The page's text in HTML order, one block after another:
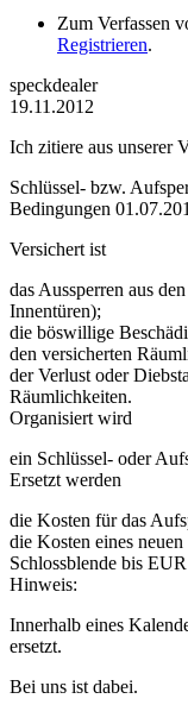
Zum Verfassen
Registrieren.
speckdealer
19.11.2012
Ich zitiere aus unserer
Schlüssel- bzw.
Bedingungen
Versichert ist
das Aussperren aus
Innentüren);
die böswillige
den versicherten
der Verlust oder
Räumlichkeiten.
Organisiert wird
ein Schlüssel- oder
Ersetzt werden
die Kosten für das
die Kosten eines
Schlossblende bis
Hinweis:
Innerhalb eines
ersetzt.
Bei uns ist dabei.